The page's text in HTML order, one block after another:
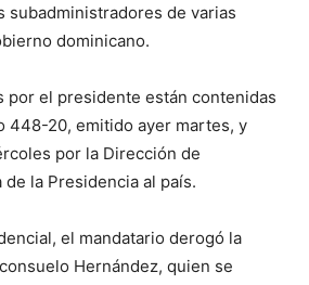
subadministradores de varias
dominicano.
por el presidente están contenidas
448-20, emitido ayer martes, y
por la Dirección de
la Presidencia al país.
el mandatario derogó la
Hernández, quien se